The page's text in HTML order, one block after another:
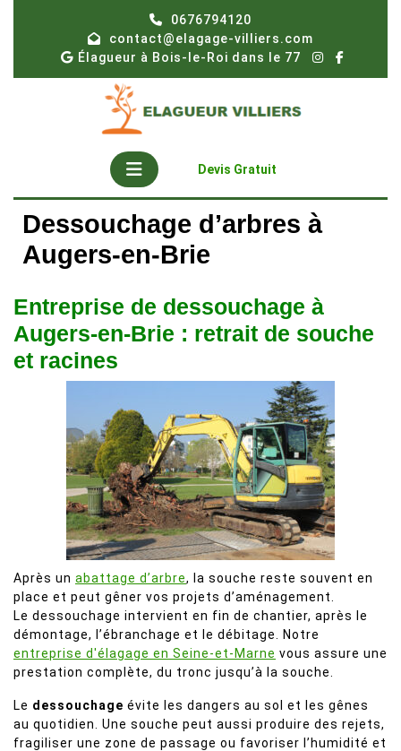
0676794120
contact@elagage-villiers.com
Élagueur à Bois-le-Roi dans le 77
Open
Button
Devis Gratuit
Dessouchage d’arbres à
Augers-en-Brie
Entreprise de dessouchage à
Augers-en-Brie : retrait de souche
et racines
Après un abattage d’arbre, la souche reste souvent en
place et peut gêner vos projets d’aménagement.
Le dessouchage intervient en fin de chantier, après le
démontage, l’ébranchage et le débitage. Notre
entreprise d'élagage en Seine-et-Marne vous assure une
prestation complète, du tronc jusqu’à la souche.
Le dessouchage évite les dangers au sol et les gênes
au quotidien. Une souche peut aussi produire des rejets,
fragiliser une zone de passage ou favoriser l’humidité et